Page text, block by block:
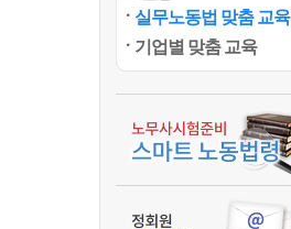
실무노동법 맞춤 교육
기업별 맞춤 교육